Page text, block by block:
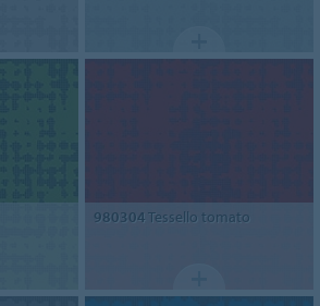
980304Tessello tomato